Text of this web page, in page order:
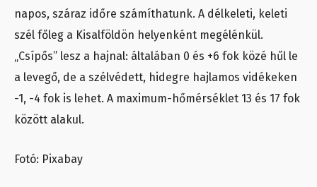
napos, száraz időre számíthatunk. A délkeleti, keleti
szél főleg a Kisalföldön helyenként megélénkül.
„Csípős” lesz a hajnal: általában 0 és +6 fok közé hűl le
a levegő, de a szélvédett, hidegre hajlamos vidékeken
-1, -4 fok is lehet. A maximum-hőmérséklet 13 és 17 fok
között alakul.
Fotó: Pixabay